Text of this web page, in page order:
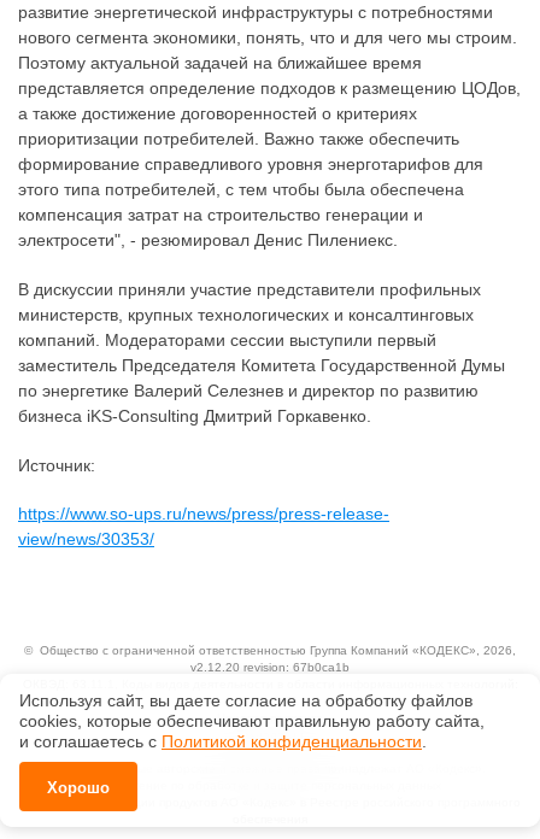
развитие энергетической инфраструктуры с потребностями
нового сегмента экономики, понять, что и для чего мы строим.
Поэтому актуальной задачей на ближайшее время
представляется определение подходов к размещению ЦОДов,
а также достижение договоренностей о критериях
приоритизации потребителей. Важно также обеспечить
формирование справедливого уровня энерготарифов для
этого типа потребителей, с тем чтобы была обеспечена
компенсация затрат на строительство генерации и
электросети", - резюмировал Денис Пилениекс.
В дискуссии приняли участие представители профильных
министерств, крупных технологических и консалтинговых
компаний. Модераторами сессии выступили первый
заместитель Председателя Комитета Государственной Думы
по энергетике Валерий Селезнев и директор по развитию
бизнеса iKS-Consulting Дмитрий Горкавенко.
Источник:
https://www.so-ups.ru/news/press/press-release-
view/news/30353/
© Общество с ограниченной ответственностью Группа Компаний «КОДЕКС» , 2026,
v2.12.20 revision: 67b0ca1b
1.01, 3.01
Ценовая политика
Технологии
Исключительные авторские и смежные права принадлежат АО «Кодекс».
Положение по обработке и защите персональных данных
Используя сайт, вы даете согласие на обработку файлов
сооkiеs, которые обеспечивают правильную работу сайта,
и соглашаетесь с Политикой конфиденциальности
Хорошо